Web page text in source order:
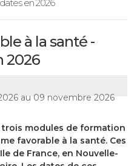
en 2026
à la santé -
2026
au 09 novembre 2026
trois modules de formation
favorable à la santé. Ces
de France, en Nouvelle-